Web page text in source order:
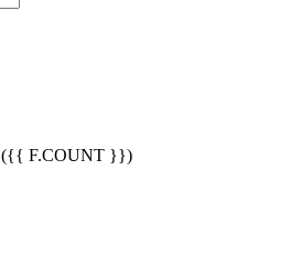
({{ F.COUNT }})